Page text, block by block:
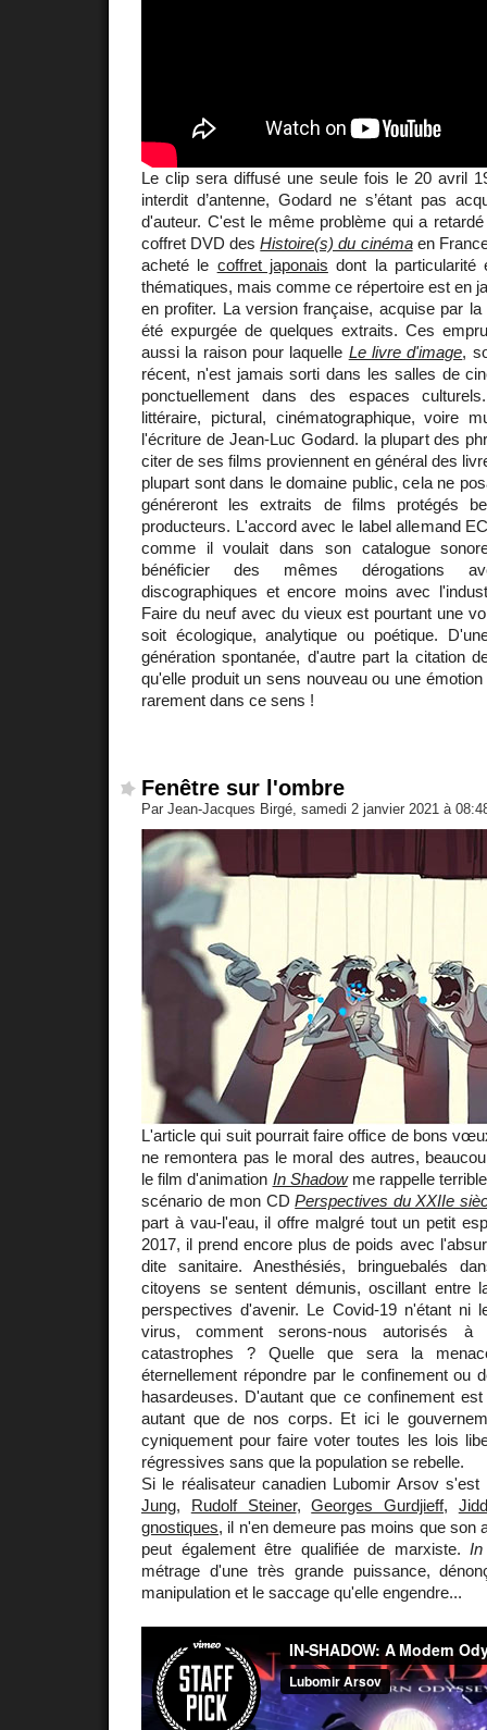
Le clip sera diffusé une seule fois le 20 avril
interdit d’antenne, Godard ne s’étant pas
d'auteur. C'est le même problème qui a
coffret DVD desHistoire(s) du cinémaen
acheté le coffret japonais dont la particularité
thématiques, mais comme ce répertoire est en
en profiter. La version française, acquise par
été expurgée de quelques extraits. Ces
aussi la raison pour laquelle Le livre d'image,
récent, n'est jamais sorti dans les salles de
ponctuellement dans des espaces
littéraire, pictural, cinématographique, voire
l'écriture de Jean-Luc Godard. la plupart des
citer de ses films proviennent en général des
plupart sont dans le domaine public, cela ne
généreront les extraits de films protégés
producteurs. L'accord avec le label allemand
comme il voulait dans son catalogue
bénéficier des mêmes dérogations
discographiques et encore moins avec
Faire du neuf avec du vieux est pourtant une
soit écologique, analytique ou poétique.
génération spontanée, d'autre part la citation
qu'elle produit un sens nouveau ou une
rarement dans ce sens !
Fenêtre sur l'ombre
Par Jean-Jacques Birgé, samedi 2 janvier 2021 à
L'article qui suit pourrait faire office de bons
ne remontera pas le moral des autres,
le film d'animation In Shadowme rappelle
scénario de mon CDPerspectives du XXIIe
part à vau-l'eau, il offre malgré tout un petit
2017, il prend encore plus de poids avec
dite sanitaire. Anesthésiés, bringuebalés
citoyens se sentent démunis, oscillant entre
perspectives d'avenir. Le Covid-19 n'étant ni
virus, comment serons-nous autorisés à
catastrophes ? Quelle que sera la
éternellement répondre par le confinement ou
hasardeuses. D'autant que ce confinement
autant que de nos corps. Et ici le
cyniquement pour faire voter toutes les lois
régressives sans que la population se rebelle.
Si le réalisateur canadien Lubomir Arsov
Jung, Rudolf Steiner,Georges Gurdjieff,
gnostiques, il n'en demeure pas moins que son
peut également être qualifiée de marxiste. In
métrage d'une très grande puissance,
manipulation et le saccage qu'elle engendre...